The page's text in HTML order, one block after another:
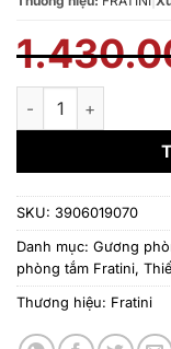
Gương phòng tắm
SKU: 3906019070
Danh mục: Gương
phòng tắm Fratini,
Thương hiệu: Fratini